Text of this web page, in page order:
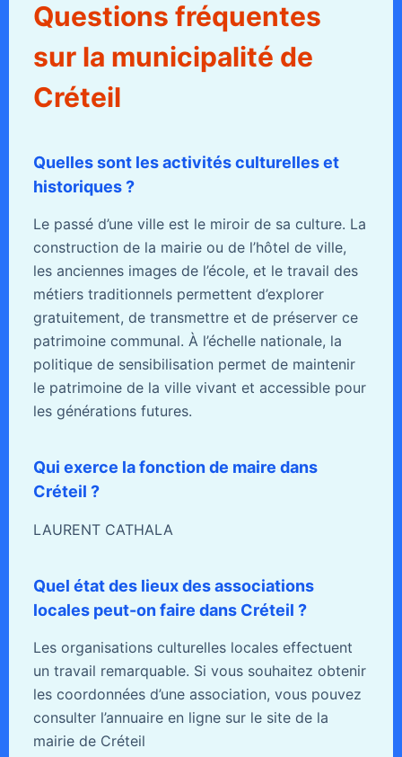
Questions fréquentes
sur la municipalité de
Créteil
Quelles sont les activités culturelles et
historiques ?
Le passé d’une ville est le miroir de sa culture. La
construction de la mairie ou de l’hôtel de ville,
les anciennes images de l’école, et le travail des
métiers traditionnels permettent d’explorer
gratuitement, de transmettre et de préserver ce
patrimoine communal. À l’échelle nationale, la
politique de sensibilisation permet de maintenir
le patrimoine de la ville vivant et accessible pour
les générations futures.
Qui exerce la fonction de maire dans
Créteil ?
LAURENT CATHALA
Quel état des lieux des associations
locales peut-on faire dans Créteil ?
Les organisations culturelles locales effectuent
un travail remarquable. Si vous souhaitez obtenir
les coordonnées d’une association, vous pouvez
consulter l’annuaire en ligne sur le site de la
mairie de Créteil